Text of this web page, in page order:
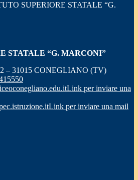
SUPERIORE STATALE “G.
STATALE “G. MARCONI”
– 31015 CONEGLIANO (TV)
Link per inviare una
Link per inviare una mail